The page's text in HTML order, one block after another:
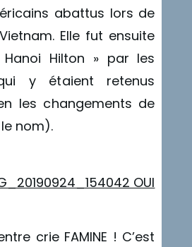
abattus lors de
Elle fut ensuite
Hanoi Hilton » par les
y étaient retenus
les changements de
nom).
crie FAMINE ! C’est